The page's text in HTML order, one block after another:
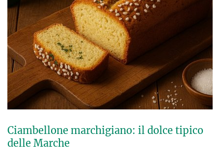
Ciambellone marchigiano: il dolce tipico
delle Marche